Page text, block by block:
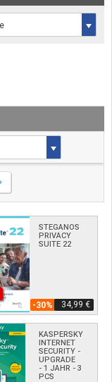
STEGANOS
PRIVACY
SUITE 22
-30% 34,99 €
KASPERSKY
INTERNET
SECURITY -
UPGRADE
- 1 JAHR - 3
PCS